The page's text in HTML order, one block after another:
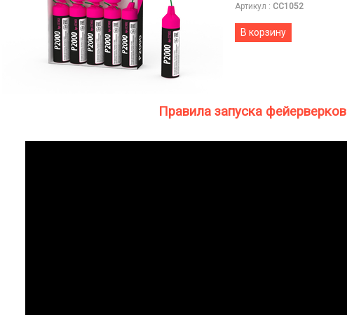
Артикул : СС1052
В корзину
Правила запуска фейерверков